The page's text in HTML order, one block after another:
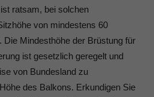
ratsam, bei solchen
von mindestens 60
Die Mindesthöhe der Brüstung für
ist gesetzlich geregelt und
von Bundesland zu
des Balkons. Erkundigen Sie